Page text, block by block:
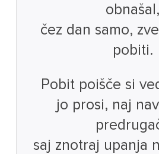
obnašal,
čez dan samo,
pobiti.
Pobit poišče si
jo prosi, naj
saj znotraj upanja